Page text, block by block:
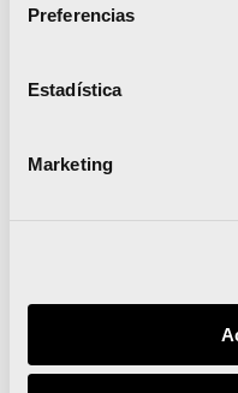
Preferencias
Estadística
Marketing
El